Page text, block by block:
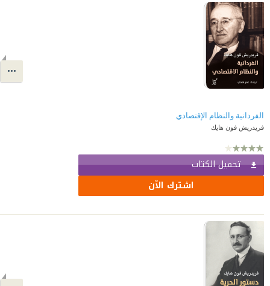
الفردانية والنظام الإقتصادي
فريدريش فون هايك
تحميل الكتاب
اشترك الآن